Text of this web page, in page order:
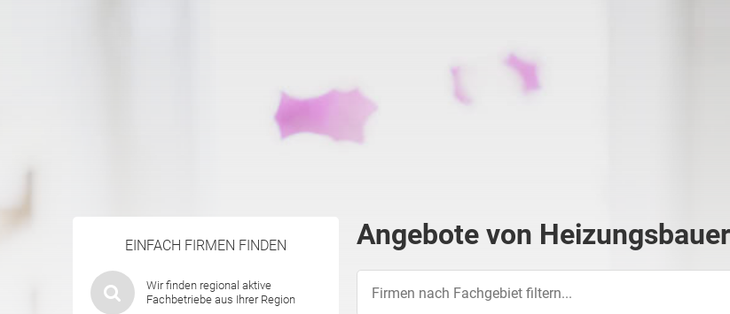
EINFACH FIRMEN FINDEN
Wir finden regional aktive
Fachbetriebe aus Ihrer Region
Angebote von